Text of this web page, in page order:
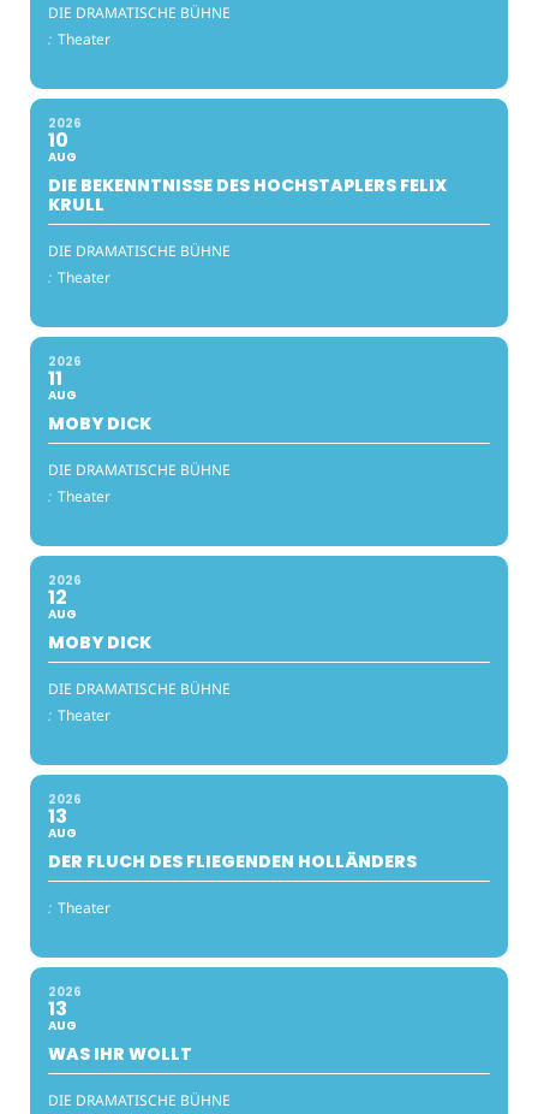
DIE DRAMATISCHE BÜHNE
: Theater
2026
10
AUG
DIE BEKENNTNISSE DES HOCHSTAPLERS FELIX
KRULL
DIE DRAMATISCHE BÜHNE
: Theater
2026
11
AUG
MOBY DICK
DIE DRAMATISCHE BÜHNE
: Theater
2026
12
AUG
MOBY DICK
DIE DRAMATISCHE BÜHNE
: Theater
2026
13
AUG
DER FLUCH DES FLIEGENDEN HOLLÄNDERS
: Theater
2026
13
AUG
WAS IHR WOLLT
DIE DRAMATISCHE BÜHNE